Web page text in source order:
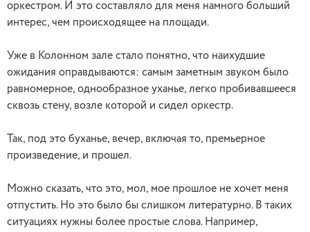
оркестром. И это составляло для меня намного больший
интерес, чем происходящее на площади.
Уже в Колонном зале стало понятно, что наихудшие
ожидания оправдываются: самым заметным звуком было
равномерное, однообразное уханье, легко пробивавшееся
сквозь стену, возле которой и сидел оркестр.
Так, под это буханье, вечер, включая то, премьерное
произведение, и прошел.
Можно сказать, что это, мол, мое прошлое не хочет меня
отпустить. Но это было бы слишком литературно. В таких
ситуациях нужны более простые слова. Например,